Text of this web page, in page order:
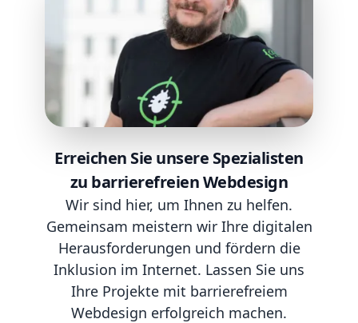
Erreichen Sie unsere Spezialisten
zu barrierefreien Webdesign
Wir sind hier, um Ihnen zu helfen.
Gemeinsam meistern wir Ihre digitalen
Herausforderungen und fördern die
Inklusion im Internet. Lassen Sie uns
Ihre Projekte mit barrierefreiem
Webdesign erfolgreich machen.